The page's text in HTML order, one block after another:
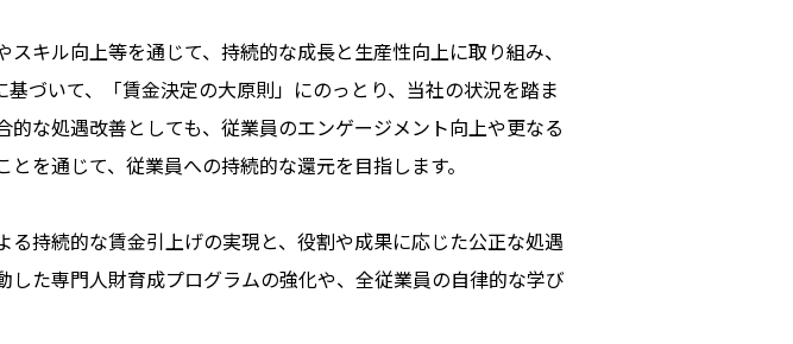
キル向上等を通じて、持続的な成長と生産性向上に取り組み、
づいて、「賃金決定の大原則」にのっとり、当社の状況を踏ま
な処遇改善としても、従業員のエンゲージメント向上や更なる
を通じて、従業員への持続的な還元を目指します。
持続的な賃金引上げの実現と、役割や成果に応じた公正な処遇
た専門人財育成プログラムの強化や、全従業員の自律的な学び